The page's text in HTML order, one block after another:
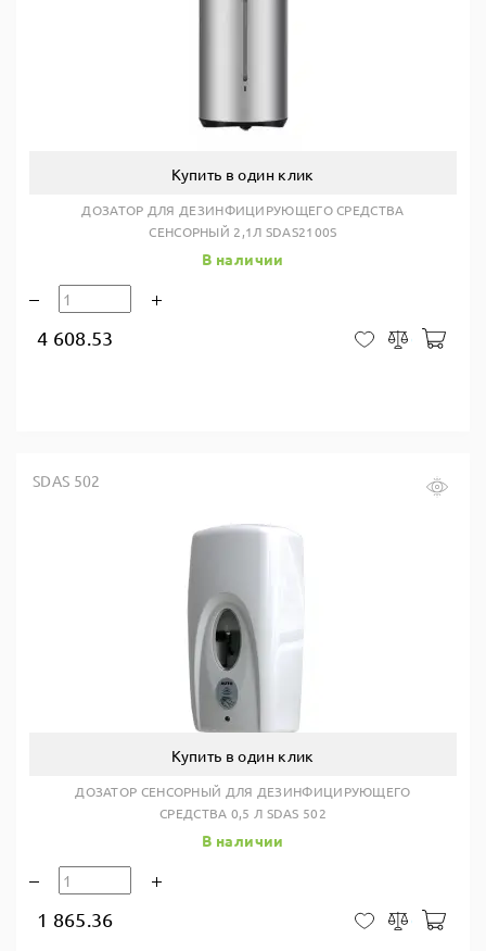
Купить в один клик
ДОЗАТОР ДЛЯ ДЕЗИНФИЦИРУЮЩЕГО СРЕДСТВА
СЕНСОРНЫЙ 2,1Л SDAS2100S
В наличии
4 608.53 В закладки
Сравнить
SDAS 502
Купить в один клик
ДОЗАТОР СЕНСОРНЫЙ ДЛЯ ДЕЗИНФИЦИРУЮЩЕГО
СРЕДСТВА 0,5 Л SDAS 502
В наличии
1 865.36 В закладки
Сравнить